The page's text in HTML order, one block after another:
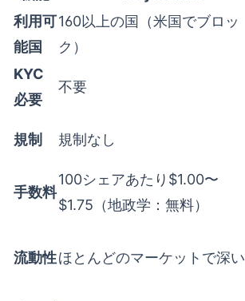
利用可
能国
160以上の国（米国でブロッ
ク）
KYC
必要
不要
規制 規制なし
手数料
100シェアあたり$1.00〜
$1.75（地政学：無料）
流動性ほとんどのマーケットで深い